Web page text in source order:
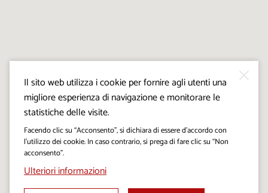
Il sito web utilizza i cookie per fornire agli utenti una
migliore esperienza di navigazione e monitorare le
statistiche delle visite.
Facendo clic su “Acconsento”, si dichiara di essere d’accordo con
l’utilizzo dei cookie. In caso contrario, si prega di fare clic su “Non
acconsento”.
Ulteriori informazioni